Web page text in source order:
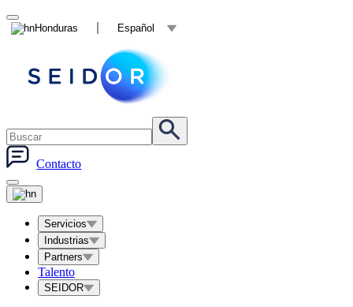
Honduras Español
Contacto
Servicios
Industrias
Partners
Talento
SEIDOR